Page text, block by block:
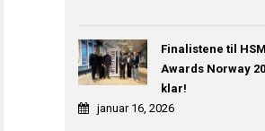
Finalistene til
Awards Norway
klar!
januar 16, 2026